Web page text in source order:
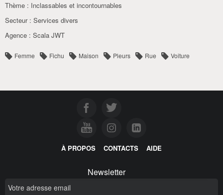
Thème : Inclassables et incontournables
Secteur : Services divers
Agence : Scala JWT
Femme Fichu Maison Pleurs Rue Voiture
À PROPOS CONTACTS AIDE
Newsletter